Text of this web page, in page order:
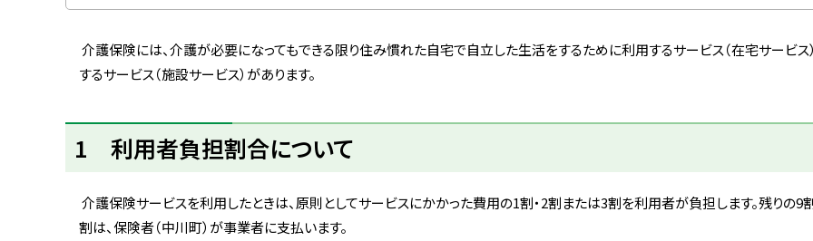
介護保険には、介護が必要になってもできる限り住み慣れた自宅で自立した生活をするために利用するサービス（在宅サービス
するサービス（施設サービス）があります。
1 利用者負担割合について
介護保険サービスを利用したときは、原則としてサービスにかかった費用の1割・2割または3割を利用者が負担します。残りの9
割は、保険者（中川町）が事業者に支払います。